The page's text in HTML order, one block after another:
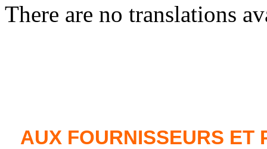
There are no translations
AUX FOURNISSEURS ET